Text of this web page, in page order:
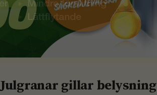
Julgranar gillar belysning